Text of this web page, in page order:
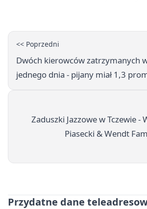
<< Poprzedni
Dwóch kierowców zatrzymanych
jednego dnia - pijany miał 1,3
Zaduszki Jazzowe w Tczewie -
Piasecki & Wendt
Przydatne dane